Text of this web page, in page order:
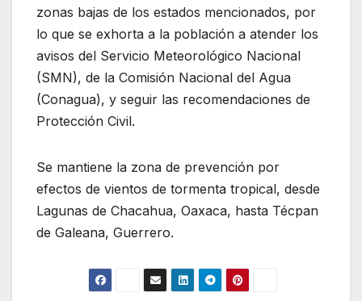
zonas bajas de los estados mencionados, por
lo que se exhorta a la población a atender los
avisos del Servicio Meteorológico Nacional
(SMN), de la Comisión Nacional del Agua
(Conagua), y seguir las recomendaciones de
Protección Civil.
Se mantiene la zona de prevención por
efectos de vientos de tormenta tropical, desde
Lagunas de Chacahua, Oaxaca, hasta Técpan
de Galeana, Guerrero.